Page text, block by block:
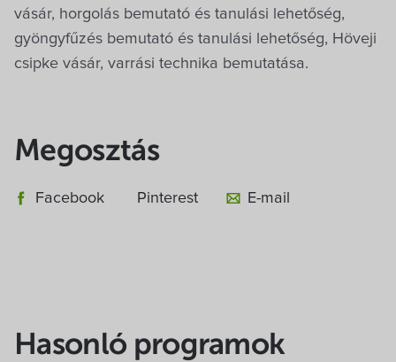
vásár, horgolás bemutató és tanulási lehetőség,
gyöngyfűzés bemutató és tanulási lehetőség, Höveji
csipke vásár, varrási technika bemutatása.
Megosztás
Facebook Pinterest E-mail
Hasonló programok